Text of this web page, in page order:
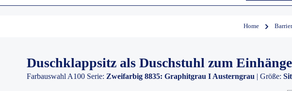
Home
Duschklappsitz als Duschstuhl zum
Farbauswahl A100 Serie: Zweifarbig 8835: Graphitgrau I Austerngrau | Größe: